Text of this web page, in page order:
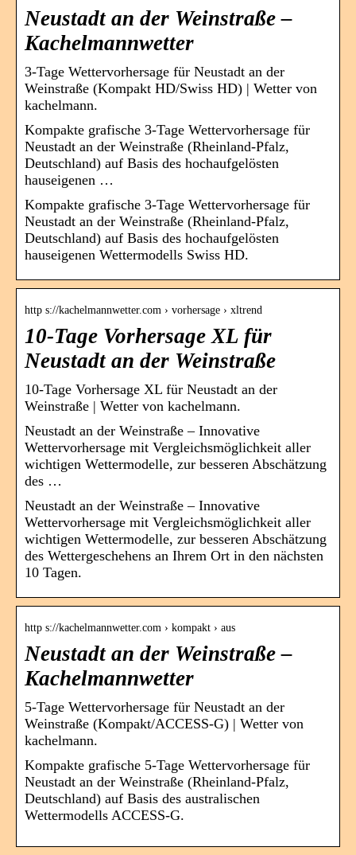
Neustadt an der Weinstraße –
Kachelmannwetter
3-Tage Wettervorhersage für Neustadt an der
Weinstraße (Kompakt HD/Swiss HD) | Wetter von
kachelmann.
Kompakte grafische 3-Tage Wettervorhersage für
Neustadt an der Weinstraße (Rheinland-Pfalz,
Deutschland) auf Basis des hochaufgelösten
hauseigenen …
Kompakte grafische 3-Tage Wettervorhersage für
Neustadt an der Weinstraße (Rheinland-Pfalz,
Deutschland) auf Basis des hochaufgelösten
hauseigenen Wettermodells Swiss HD.
http s://kachelmannwetter.com › vorhersage › xltrend
10-Tage Vorhersage XL für
Neustadt an der Weinstraße
10-Tage Vorhersage XL für Neustadt an der
Weinstraße | Wetter von kachelmann.
Neustadt an der Weinstraße – Innovative
Wettervorhersage mit Vergleichsmöglichkeit aller
wichtigen Wettermodelle, zur besseren Abschätzung
des …
Neustadt an der Weinstraße – Innovative
Wettervorhersage mit Vergleichsmöglichkeit aller
wichtigen Wettermodelle, zur besseren Abschätzung
des Wettergeschehens an Ihrem Ort in den nächsten
10 Tagen.
http s://kachelmannwetter.com › kompakt › aus
Neustadt an der Weinstraße –
Kachelmannwetter
5-Tage Wettervorhersage für Neustadt an der
Weinstraße (Kompakt/ACCESS-G) | Wetter von
kachelmann.
Kompakte grafische 5-Tage Wettervorhersage für
Neustadt an der Weinstraße (Rheinland-Pfalz,
Deutschland) auf Basis des australischen
Wettermodells ACCESS-G.